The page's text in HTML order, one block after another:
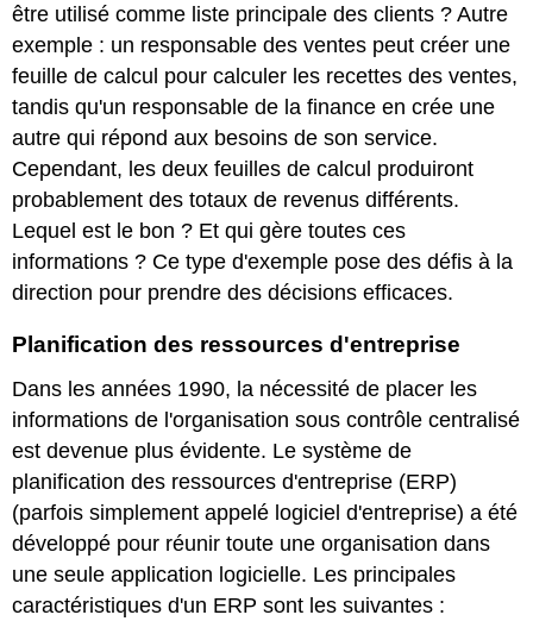
être utilisé comme liste principale des clients ? Autre
exemple : un responsable des ventes peut créer une
feuille de calcul pour calculer les recettes des ventes,
tandis qu'un responsable de la finance en crée une
autre qui répond aux besoins de son service.
Cependant, les deux feuilles de calcul produiront
probablement des totaux de revenus différents.
Lequel est le bon ? Et qui gère toutes ces
informations ? Ce type d'exemple pose des défis à la
direction pour prendre des décisions efficaces.
Planification des ressources d'entreprise
Dans les années 1990, la nécessité de placer les
informations de l'organisation sous contrôle centralisé
est devenue plus évidente. Le système de
planification des ressources d'entreprise (ERP)
(parfois simplement appelé logiciel d'entreprise) a été
développé pour réunir toute une organisation dans
une seule application logicielle. Les principales
caractéristiques d'un ERP sont les suivantes :